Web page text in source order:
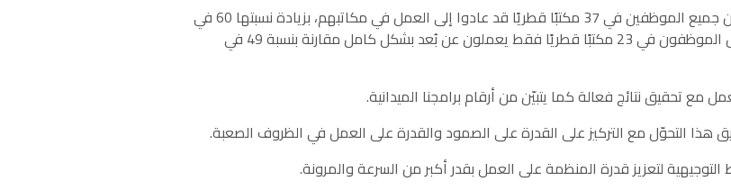
15- وفي أكتوبر/تشرين الأول من هذا العام، كان جميع الموظفين في 37 مكتبًا قطريًا قد عادوا إلى العمل في مكاتبهم، بزيادة نسبتها 60 في
المائة مقارنة بالفترة نفسها من عام 2020؛ ولا يزال الموظفون في 23 مكتبًا قطريًا فقط يعملون عن بُعد بشكل كامل مقارنة بنسبة 49 في